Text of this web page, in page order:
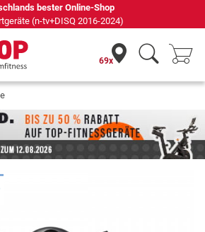
bester Online-Shop
(n-tv+DISQ 2016-2024)
69x